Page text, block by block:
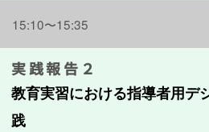
15:10〜15:35
実践報告２
教育実習における指導者用デ
践